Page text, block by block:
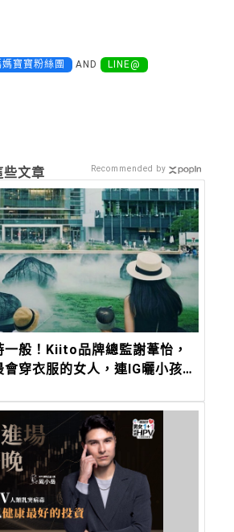
媽寶寶粉絲團 AND LINE@
些文章
一般！Kiito品牌總監謝葦怡，
穿衣服的女人，連IG曬小孩都
Recommended by